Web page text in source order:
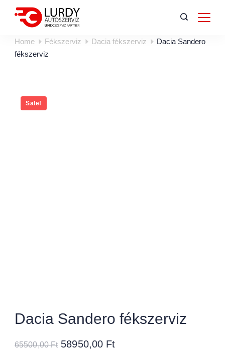
Home Fékszerviz Dacia fékszerviz
Dacia Sandero
fékszerviz
Sale!
Dacia Sandero fékszerviz
65500,00Ft 58950,00 Ft